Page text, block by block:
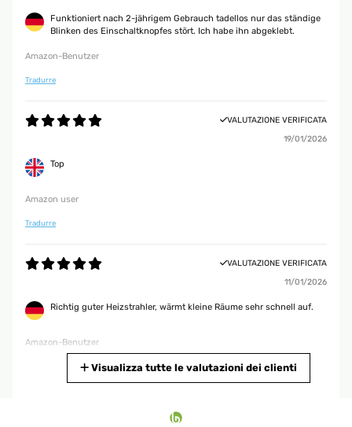
Funktioniert nach 2-jährigem Gebrauch tadellos nur das ständige
Blinken des Einschaltknopfes stört. Ich habe ihn abgeklebt.
Amazon-Benutzer
Tradurre
VALUTAZIONE VERIFICATA
19/01/2026
Top
Amazon user
Tradurre
VALUTAZIONE VERIFICATA
11/01/2026
Richtig guter Heizstrahler, wärmt kleine Räume sehr schnell auf.
Amazon-Benutzer
Visualizza tutte le valutazioni dei clienti